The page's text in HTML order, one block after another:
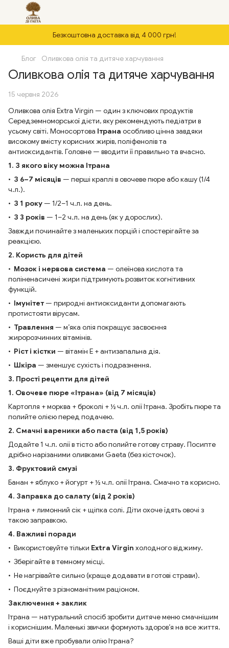
Безкоштовна доставка від 4 000 грн!
Блог Оливкова олія та дитяче харчування
Оливкова олія та дитяче харчування
15 червня 2026
Оливкова олія Extra Virgin — один з ключових продуктів
Середземноморської дієти, яку рекомендують педіатри в
усьому світі. Моносортова Ітрана особливо цінна завдяки
високому вмісту корисних жирів, поліфенолів та
антиоксидантів. Головне — вводити її правильно та вчасно.
1. З якого віку можна Ітрана
• З 6–7 місяців — перші краплі в овочеве пюре або кашу (1/4
ч.л.).
• З 1 року— 1/2–1 ч.л. на день.
• З 3 років — 1–2 ч.л. на день (як у дорослих).
Завжди починайте з маленьких порцій і спостерігайте за
реакцією.
2. Користь для дітей
• Мозок і нервова система — олеїнова кислота та
поліненасичені жири підтримують розвиток когнітивних
функцій.
• Імунітет— природні антиоксиданти допомагають
протистояти вірусам.
• Травлення — м’яка олія покращує засвоєння
жиророзчинних вітамінів.
• Ріст і кістки — вітамін Е + антизапальна дія.
• Шкіра — зменшує сухість і подразнення.
3. Прості рецепти для дітей
1. Овочеве пюре «Ітрана» (від 7 місяців)
Картопля + морква + броколі + ½ ч.л. олії Ітрана. Зробіть пюре та
полийте олією перед подачею.
2. Смачні вареники або паста (від 1,5 років)
Додайте 1 ч.л. олії в тісто або полийте готову страву. Посипте
дрібно нарізаними оливками Gaeta (без кісточок).
3. Фруктовий смузі
Банан + яблуко + йогурт + ½ ч.л. олії Ітрана. Смачно та корисно.
4. Заправка до салату (від 2 років)
Ітрана + лимонний сік + щіпка солі. Діти охоче їдять овочі з
такою заправкою.
4. Важливі поради
• Використовуйте тільки Extra Virgin холодного віджиму.
• Зберігайте в темному місці.
• Не нагрівайте сильно (краще додавати в готові страви).
• Поєднуйте з різноманітним раціоном.
Заключення + заклик
Ітрана — натуральний спосіб зробити дитяче меню смачнішим
і кориснішим. Маленькі звички формують здоров’я на все життя.
Ваші діти вже пробували олію Ітрана?